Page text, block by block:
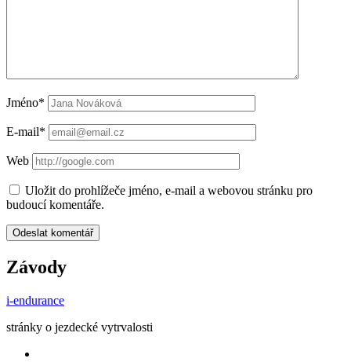
Jméno*
E-mail*
Web
Uložit do prohlížeče jméno, e-mail a webovou stránku pro
budoucí komentáře.
Závody
i-endurance
stránky o jezdecké vytrvalosti